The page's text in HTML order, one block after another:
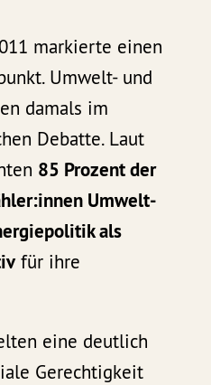
markierte einen
Umwelt- und
damals im
Debatte. Laut
85 Prozent der
Umwelt-
als
für ihre
eine deutlich
Gerechtigkeit